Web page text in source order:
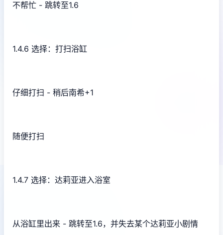
不帮忙 - 跳转至1.6
1.4.6 选择：打扫浴缸
仔细打扫 - 稍后南希+1
随便打扫
1.4.7 选择：达莉亚进入浴室
从浴缸里出来 - 跳转至1.6，并失去某个达莉亚小剧情